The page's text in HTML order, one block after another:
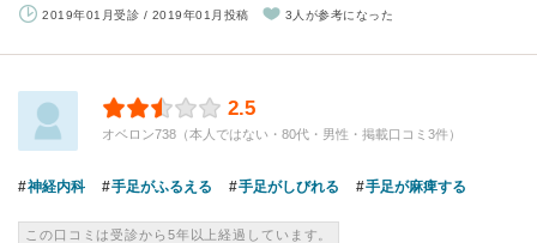
2019年01月受診 / 2019年01月投稿 3人が参考になった
2.5
オベロン738（本人ではない・80代・男性・掲載口コミ3件）
神経内科 手足がふるえる 手足がしびれる 手足が麻痺する
この口コミは受診から5年以上経過しています。